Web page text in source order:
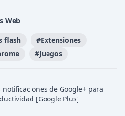
Web
flash #Extensiones
#Juegos
de Google+ para
[Google Plus]